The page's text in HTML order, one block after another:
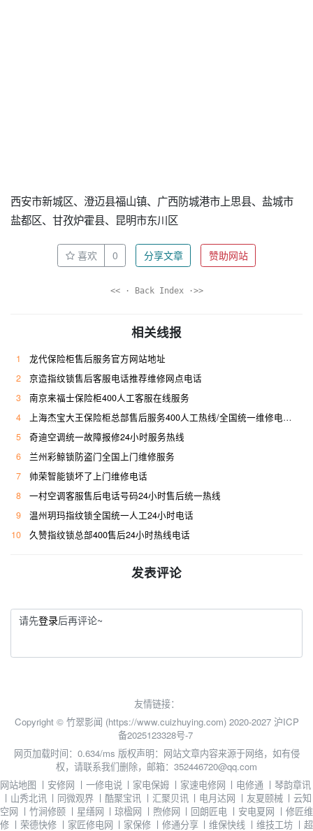
西安市新城区、澄迈县福山镇、广西防城港市上思县、盐城市
盐都区、甘孜炉霍县、昆明市东川区
喜欢 0 分享文章 赞助网站
<< · Back Index ·>>
相关线报
1
龙代保险柜售后服务官方网站地址
2
京造指纹锁售后客服电话推荐维修网点电话
3
南京来福士保险柜400人工客服在线服务
4
上海杰宝大王保险柜总部售后服务400人工热线/全国统一维修电话是多少
5
奇迪空调统一故障报修24小时服务热线
6
兰州彩鲸锁防盗门全国上门维修服务
7
帅荣智能锁坏了上门维修电话
8
一村空调客服售后电话号码24小时售后统一热线
9
温州玥玛指纹锁全国统一人工24小时电话
10
久赞指纹锁总部400售后24小时热线电话
发表评论
请先登录后再评论~
友情链接：
Copyright © 竹翠影闻 (https://www.cuizhuying.com) 2020-2027 沪ICP
备2025123328号-7
网页加载时间：0.634/ms 版权声明：网站文章内容来源于网络，如有侵
权，请联系我们删除，邮箱：352446720@qq.com
网站地图 丨 安修网 丨 一修电说 丨 家电保姆 丨 家速电修网 丨 电修通 丨琴韵章讯
丨 山秀北讯 丨 同微观界 丨 酷聚宝讯 丨 汇聚贝讯 丨 电月达网 丨 友夏颐械 丨云知
空网 丨 竹涧修颐 丨 星缮网 丨琼楹网 丨 煦修网 丨 回朗匠电 丨 安电夏网 丨 修匠维
修 丨 荣德快修 丨 家匠修电网 丨 家保修 丨 修通分享 丨维保快线 丨维技工坊 丨 超